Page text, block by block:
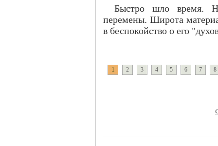
Быстро шло время.
перемены. Широта
в беспокойство о его
1 2 3 4 5 6 7 8